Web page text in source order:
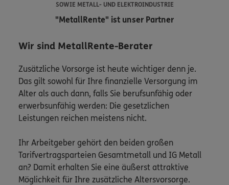
SOWIE METALL- UND ELEKTROINDUSTRIE
"MetallRente" ist unser Partner
Wir sind MetallRente-Berater
Zusätzliche Vorsorge ist heute wichtiger denn je.
Das gilt sowohl für Ihre finanzielle Versorgung im
Alter als auch dann, falls Sie berufsunfähig oder
erwerbsunfähig werden: Die gesetzlichen
Leistungen reichen meistens nicht.
Ihr Arbeitgeber gehört den beiden großen
Tarifvertragsparteien Gesamtmetall und IG Metall
an? Damit erhalten Sie eine äußerst attraktive
Möglichkeit für Ihre zusätzliche Altersvorsorge.